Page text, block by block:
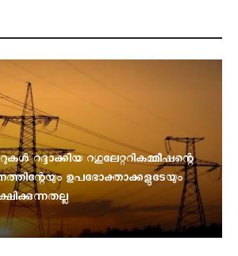
റദ്ദാക്കിയ റഗുലേറ്ററികമ്മീഷന്റെ
ഉപഭോക്താക്കളുടേയും